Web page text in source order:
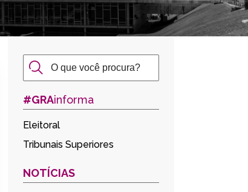
#GRAinforma
Eleitoral
Tribunais Superiores
NOTÍCIAS